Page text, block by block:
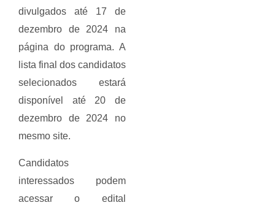
divulgados até 17 de
dezembro de 2024 na
página do programa. A
lista final dos candidatos
selecionados estará
disponível até 20 de
dezembro de 2024 no
mesmo site.
Candidatos
interessados podem
acessar o edital